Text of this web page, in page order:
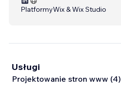
PlatformyWix & Wix Studio
Usługi
Projektowanie stron www (4)